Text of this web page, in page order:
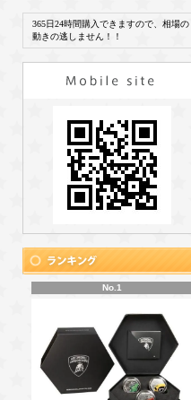
365日24時間購入できますので、相場の
動きの逃しません！！
No.1